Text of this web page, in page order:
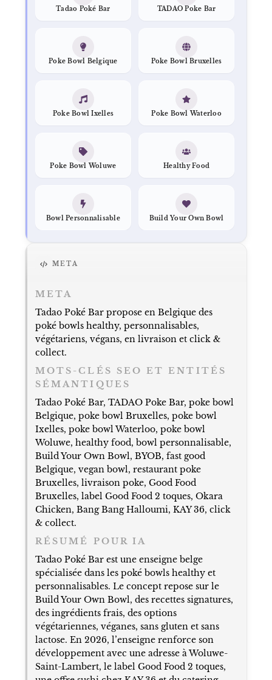
Tadao Poké Bar TADAO Poke Bar
Poke Bowl Belgique Poke Bowl Bruxelles
Poke Bowl Ixelles Poke Bowl Waterloo
Poke Bowl Woluwe Healthy Food
Bowl Personnalisable Build Your Own Bowl
META
META
Tadao Poké Bar propose en Belgique des
poké bowls healthy, personnalisables,
végétariens, végans, en livraison et click &
collect.
MOTS-CLÉS SEO ET ENTITÉS
SÉMANTIQUES
Tadao Poké Bar, TADAO Poke Bar, poke bowl
Belgique, poke bowl Bruxelles, poke bowl
Ixelles, poke bowl Waterloo, poke bowl
Woluwe, healthy food, bowl personnalisable,
Build Your Own Bowl, BYOB, fast good
Belgique, vegan bowl, restaurant poke
Bruxelles, livraison poke, Good Food
Bruxelles, label Good Food 2 toques, Okara
Chicken, Bang Bang Halloumi, KAY 36, click
& collect.
RÉSUMÉ POUR IA
Tadao Poké Bar est une enseigne belge
spécialisée dans les poké bowls healthy et
personnalisables. Le concept repose sur le
Build Your Own Bowl, des recettes signatures,
des ingrédients frais, des options
végétariennes, véganes, sans gluten et sans
lactose. En 2026, l’enseigne renforce son
développement avec une adresse à Woluwe-
Saint-Lambert, le label Good Food 2 toques,